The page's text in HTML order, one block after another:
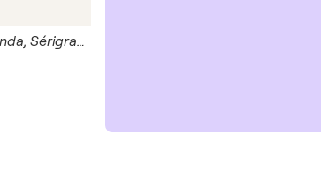
Corto Maltese sous la véranda, Sérigraphie originale signée